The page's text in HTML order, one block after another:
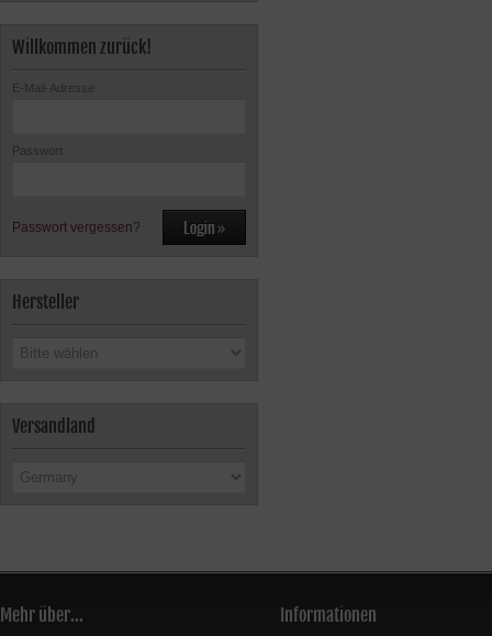
Willkommen zurück!
E-Mail-Adresse:
Passwort:
Passwort vergessen?
Hersteller
Versandland
Mehr über... Informationen